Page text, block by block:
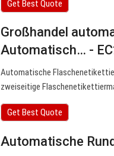
Get Best Quote
Großhandel
Automatisch… -
Automatische
zweiseitige
Get Best Quote
Automatische